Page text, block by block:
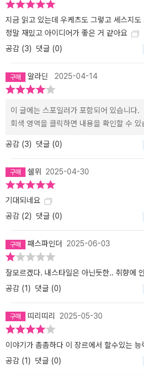
지금 읽고 있는데 우케츠도 그렇고 세스지
정말 재밌고 아이디어가 좋은 거 같아요
공감 (3) 댓글 (0)
알라딘 2025-04-14
이 글에는 스포일러가 포함되어 있습니다.
회색 영역을 클릭하면 내용을 확인할 수 있
공감 (3) 댓글 (0)
쉘위 2025-04-30
기대되네요
공감 (2) 댓글 (0)
패스파인더 2025-06-03
잘모르겠다. 내스타일은 아닌듯한.. 취향에
공감 (1) 댓글 (0)
띠리띠리 2025-05-30
이야기가 촘촘하다 이 장르에서 할수있는
공감 (1) 댓글 (0)